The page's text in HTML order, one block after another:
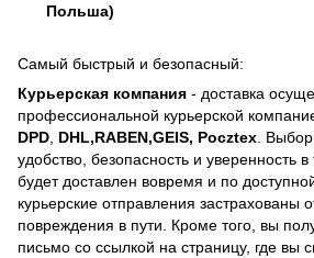
Польша)
Самый быстрый и безопасный:
Курьерская компания - доставка
профессиональной курьерской
DPD DHL,RABEN,GEIS, Pocztex .
удобство, безопасность и уверенность
будет доставлен вовремя и по
курьерские отправления застрахованы
повреждения в пути. Кроме того, вы
письмо со ссылкой на страницу, где вы